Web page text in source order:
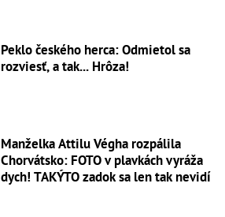
Peklo českého herca: Odmietol sa
rozviesť, a tak... Hrôza!
Manželka Attilu Végha rozpálila
Chorvátsko: FOTO v plavkách vyráža
dych! TAKÝTO zadok sa len tak nevidí